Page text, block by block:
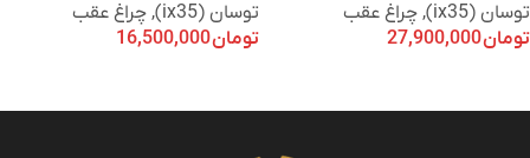
توسان (ix35)
, چراغ عقب
تومان
توسان (ix35)
, چراغ عقب
تومان